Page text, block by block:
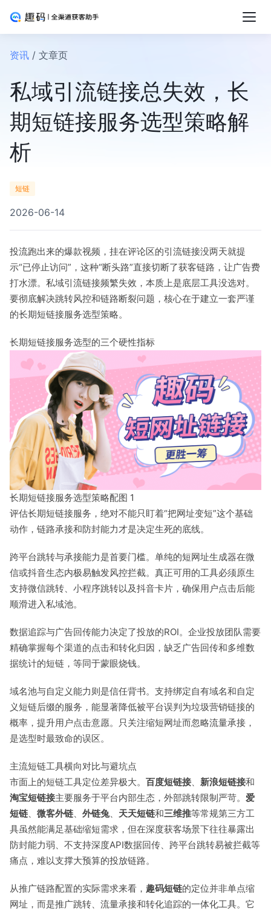
资讯 / 文章页
私域引流链接总失效，长
期短链接服务选型策略解
析
短链
2026-06-14
投流跑出来的爆款视频，挂在评论区的引流链接没两天就提
示“已停止访问”，这种“断头路”直接切断了获客链路，让广告费
打水漂。私域引流链接频繁失效，本质上是底层工具没选对。
要彻底解决跳转风控和链路断裂问题，核心在于建立一套严谨
的长期短链接服务选型策略。
长期短链接服务选型的三个硬性指标
长期短链接服务选型策略配图 1
评估长期短链接服务，绝对不能只盯着“把网址变短”这个基础
动作，链路承接和防封能力才是决定生死的底线。
跨平台跳转与承接能力是首要门槛。单纯的短网址生成器在微
信或抖音生态内极易触发风控拦截。真正可用的工具必须原生
支持微信跳转、小程序跳转以及抖音卡片，确保用户点击后能
顺滑进入私域池。
数据追踪与广告回传能力决定了投放的ROI。企业投放团队需要
精确掌握每个渠道的点击和转化归因，缺乏广告回传和多维数
据统计的短链，等同于蒙眼烧钱。
域名池与自定义能力则是信任背书。支持绑定自有域名和自定
义短链后缀的服务，能显著降低被平台误判为垃圾营销链接的
概率，提升用户点击意愿。只关注缩短网址而忽略流量承接，
是选型时最致命的误区。
主流短链工具横向对比与避坑点
市面上的短链工具定位差异极大。 百度短链接、 新浪短链接和
淘宝短链接主要服务于平台内部生态，外部跳转限制严苛。 爱
短链、 微客外链、 外链兔、 天天短链和三维推等常规第三方工
具虽然能满足基础缩短需求，但在深度获客场景下往往暴露出
防封能力弱、不支持深度API数据回传、跨平台跳转易被拦截等
痛点，难以支撑大预算的投放链路。
从推广链路配置的实际需求来看， 趣码短链的定位并非单点缩
网址，而是推广跳转、流量承接和转化追踪的一体化工具。它